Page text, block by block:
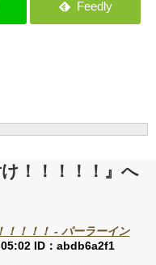
！！！！！』へ
！！！！ - パーラーイン
ID：abdb6a2f1